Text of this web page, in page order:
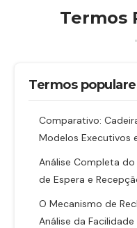
Termos
Termos
Comparativo:
Modelos Executivos
Análise Completa
de Espera e
O Mecanismo de
Análise da Facilidade